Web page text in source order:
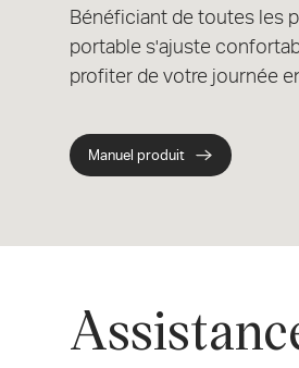
Bénéficiant de toutes les
portable s'ajuste
profiter de votre journée
Manuel produit